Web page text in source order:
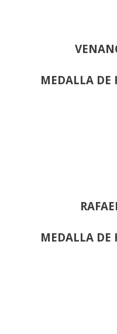
MEDALLA DE
MEDALLA DE